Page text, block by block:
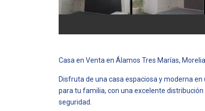
Casa en Venta en Álamos Tres Marías, Morelia
Disfruta de una casa espaciosa y moderna en
para tu familia, con una excelente
seguridad.